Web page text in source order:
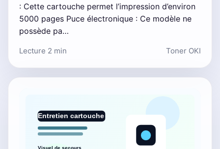
: Cette cartouche permet l’impression d’environ
5000 pages Puce électronique : Ce modèle ne
possède pa…
Lecture 2 min Toner OKI